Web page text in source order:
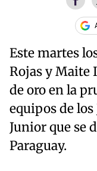
Este martes
Rojas y Maite
de oro en la
equipos de
Junior que se
Paraguay.